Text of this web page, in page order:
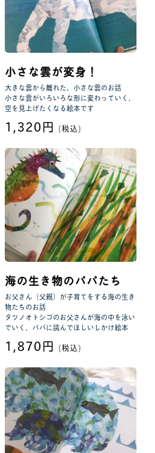
小さな雲が変身！
大きな雲から離れた、小さな雲のお話
小さな雲がいろいろな形に変わっていく、
空を見上げたくなる絵本です
1,320円 (税込)
海の生き物のパパたち
お父さん（父親）が子育てをする海の生き
物たちのお話
タツノオトシゴのお父さんが海の中を泳い
でいく、パパに読んでほしいしかけ絵本
1,870円 (税込)